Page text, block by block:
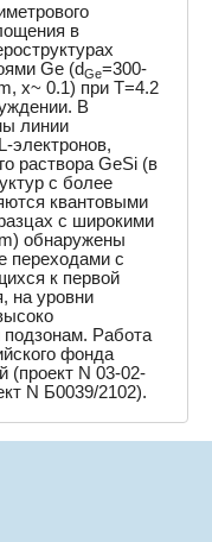
в
Ge (dGe=300-
x~ 0.1) при T=4.2
В
линии
электронов,
раствора GeSi (в
с более
квантовыми
с широкими
обнаружены
переходами с
к первой
на уровни
Работа
фонда
(проект N 03-02-
N Б0039/2102).